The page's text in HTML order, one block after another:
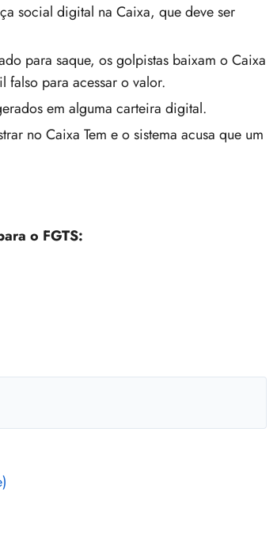
social digital na Caixa, que deve ser
para saque, os golpistas baixam o Caixa
falso para acessar o valor.
em alguma carteira digital.
no Caixa Tem e o sistema acusa que um
o FGTS: